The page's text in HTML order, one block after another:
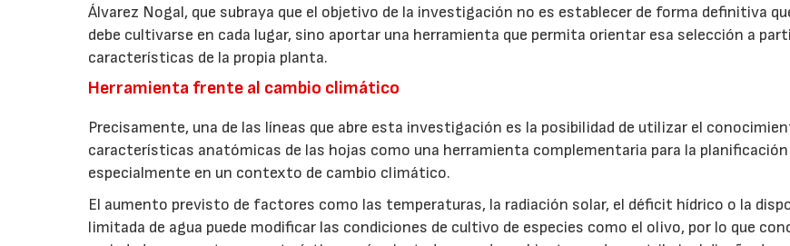
Álvarez Nogal, que subraya que el objetivo de la investigación no es establecer de forma definitiva
debe cultivarse en cada lugar, sino aportar una herramienta que permita orientar esa selección a
características de la propia planta.
Herramienta frente al cambio climático
Precisamente, una de las líneas que abre esta investigación es la posibilidad de utilizar el
características anatómicas de las hojas como una herramienta complementaria para la
especialmente en un contexto de cambio climático.
El aumento previsto de factores como las temperaturas, la radiación solar, el déficit hídrico o la
limitada de agua puede modificar las condiciones de cultivo de especies como el olivo, por lo que